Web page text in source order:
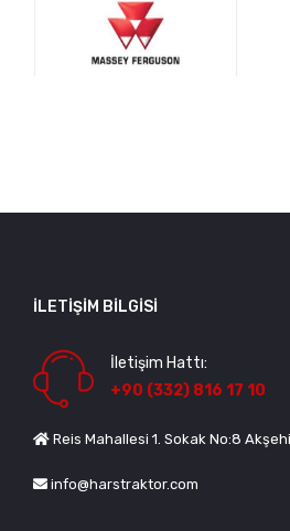
İLETIŞIM BILGISI
İletişim Hattı:
+90 (332) 816 17 10
Reis Mahallesi 1. Sokak No:8
info@harstraktor.com